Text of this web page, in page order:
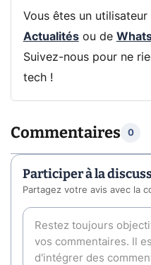
Vous êtes un utilisateur
Actualitésou de
Suivez-nous pour ne
tech !
Commentaires 0
Participer à la
Partagez votre avis avec la